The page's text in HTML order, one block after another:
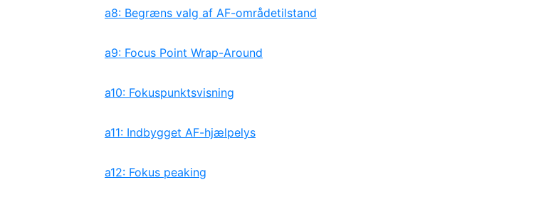
a8: Begræns valg af AF-områdetilstand
a9: Focus Point Wrap-Around
a10: Fokuspunktsvisning
a11: Indbygget AF-hjælpelys
a12: Fokus peaking